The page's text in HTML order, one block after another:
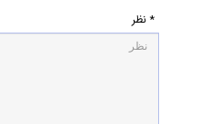
* نظر